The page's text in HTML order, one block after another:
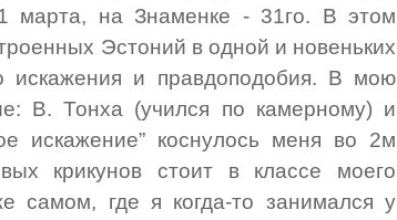
марта, на Знаменке - 31го. В этом
Эстоний в одной и новеньких
искажения и правдоподобия. В мою
В. Тонха (учился по камерному) и
искажение” коснулось меня во 2м
крикунов стоит в классе моего
самом, где я когда-то занимался у